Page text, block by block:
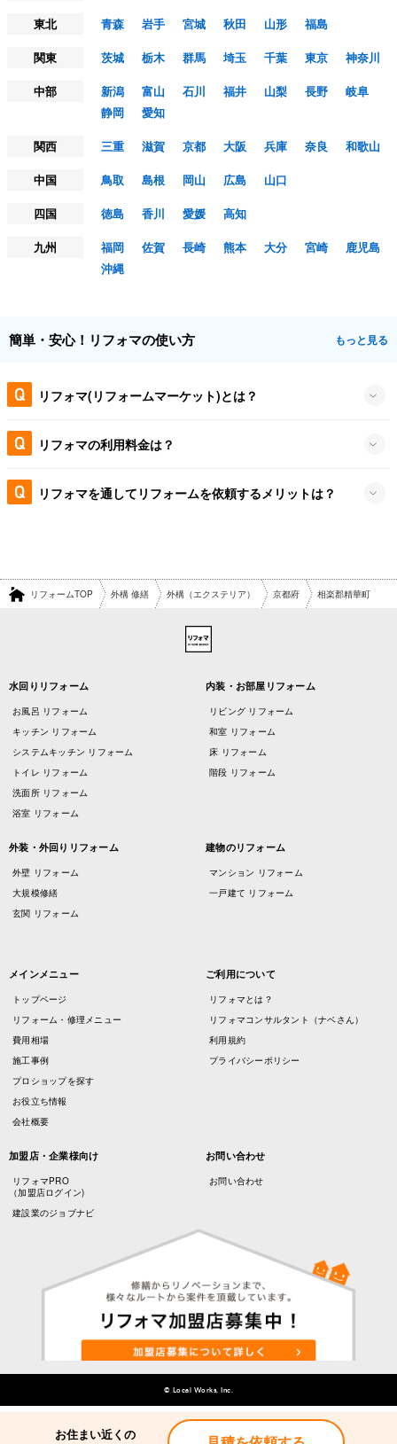
東北
青森 岩手 宮城 秋田 山形
福島
関東
茨城 栃木 群馬 埼玉 千葉 東京
神奈川
中部
新潟 富山 石川 福井 山梨 長野
岐阜
静岡
愛知
関西
三重 滋賀 京都 大阪 兵庫 奈良
和歌山
中国
鳥取 島根 岡山 広島
山口
四国
徳島 香川 愛媛
高知
九州
福岡 佐賀 長崎 熊本 大分 宮崎
鹿児島
沖縄
簡単・安心！リフォマの使い方 もっと見る
リフォマ(リフォームマーケット)とは？
リフォマの利用料金は？
リフォマを通してリフォームを依頼するメリットは？
リフォームTOP 外構 修繕 外構（エクステリア） 京都府 相楽郡精華町
水回りリフォーム
お風呂 リフォーム
キッチン リフォーム
システムキッチン リフォーム
トイレ リフォーム
洗面所 リフォーム
浴室 リフォーム
内装・お部屋リフォーム
リビング リフォーム
和室 リフォーム
床 リフォーム
階段 リフォーム
外装・外回りリフォーム
外壁 リフォーム
大規模修繕
玄関 リフォーム
建物のリフォーム
マンション リフォーム
一戸建て リフォーム
メインメニュー
トップページ
リフォーム・修理メニュー
費用相場
施工事例
プロショップを探す
お役立ち情報
会社概要
ご利用について
リフォマとは？
リフォマコンサルタント（ナベさん）
利用規約
プライバシーポリシー
加盟店・企業様向け
リフォマPRO
（加盟店ログイン)
建設業のジョブナビ
お問い合わせ
お問い合わせ
© Local Works, Inc.
お住まい近くの